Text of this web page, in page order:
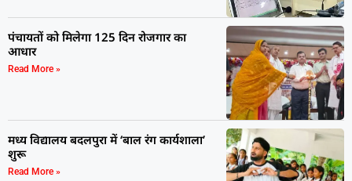
पंचायतों को मिलेगा 125 दिन रोजगार का
आधार
Read More »
मध्य विद्यालय बदलपुरा में ‘बाल रंग कार्यशाला’
शुरू
Read More »